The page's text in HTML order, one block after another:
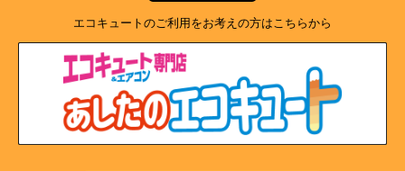
エコキュートのご利用をお考えの方はこちらから